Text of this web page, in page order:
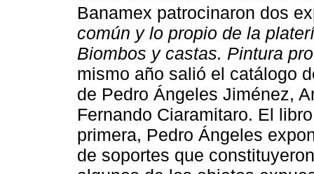
Banamex patrocinaron dos
común y lo propio de la
Biombos y castas. Pintura
mismo año salió el catálogo
de Pedro Ángeles Jiménez,
Fernando Ciaramitaro. El
primera, Pedro Ángeles
de soportes que